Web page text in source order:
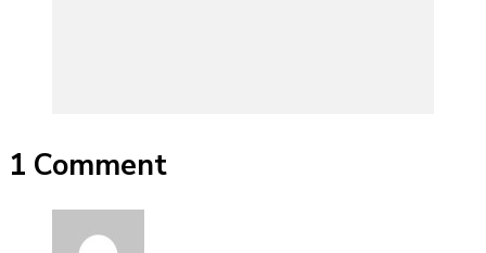
1 Comment